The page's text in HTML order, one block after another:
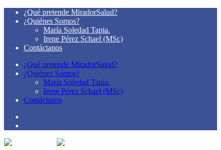
¿Qué pretende MiradorSalud?
¿Quiénes Somos?
María Soledad Tapia.
Irene Pérez Schael (MSc)
Contáctanos
¿Qué pretende MiradorSalud?
¿Quiénes Somos?
María Soledad Tapia.
Irene Pérez Schael (MSc)
Contáctanos